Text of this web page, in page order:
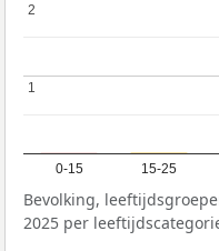
0-15 15-25
11
2
2
Bevolking,
2025 per